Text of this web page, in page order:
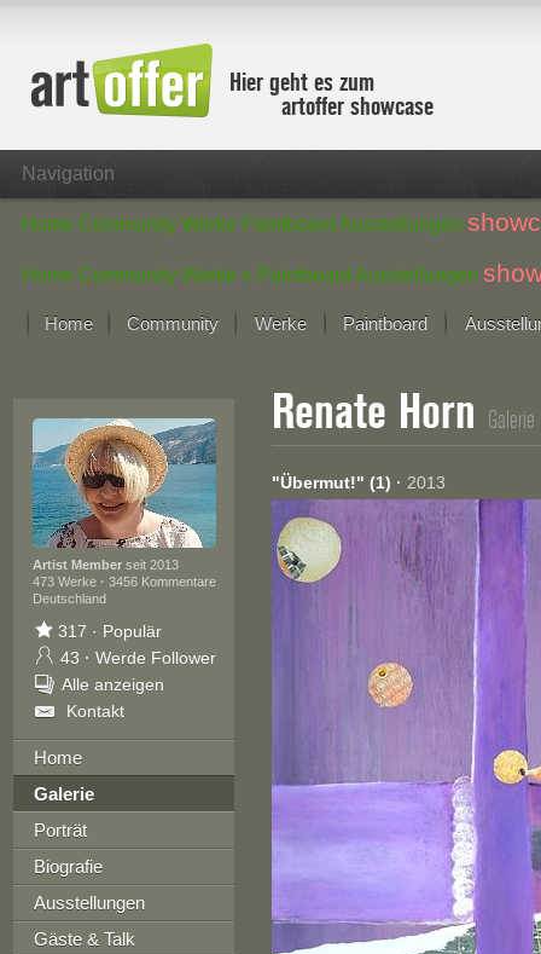
Hier geht es zum
artoffer showcase
Navigation
Home Community Werke Paintboard Ausstellungen
Home Community Werke » Paintboard Ausstellungen
Home Community Werke
Der letzte Monat im Fokus
Alle Fokus-Werke
Fokus-Werke
Neue Werke – Auswahl
Alle neuen Werke
Paintboard
Artist Memberseit 2013
473 Werke · 3456 Kommentare
Deutschland
317 · Populär
43 · Werde Follower
Alle anzeigen
Kontakt
Home
Galerie
Porträt
Biografie
Ausstellungen
Gäste & Talk
Renate Horn Galerie
"Übermut!" (1) · 2013